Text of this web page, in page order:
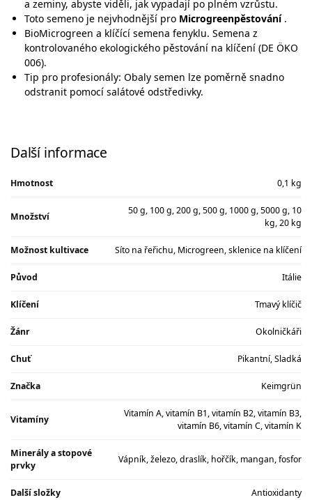
a zeminy, abyste viděli, jak vypadají po plném vzrůstu.
Toto semeno je nejvhodnější pro Microgreenpěstování.
BioMicrogreen a klíčící semena fenyklu. Semena z
kontrolovaného ekologického pěstování na klíčení (DE ÖKO
006).
Tip pro profesionály: Obaly semen lze poměrně snadno
odstranit pomocí salátové odstředivky.
Další informace
Hmotnost 0,1 kg
Množství
50 g, 100 g, 200 g, 500 g, 1000 g, 5000 g, 10
kg, 20 kg
Možnost kultivace Síto na řeřichu, Microgreen, sklenice na klíčení
Původ Itálie
Klíčení Tmavý klíčič
Žánr Okolničkáři
Chuť Pikantní, Sladká
Značka Keimgrün
Vitamíny
Vitamín A, vitamín B1, vitamín B2, vitamín B3,
vitamín B6, vitamín C, vitamín K
Minerály a stopové
prvky
Vápník, železo, draslík, hořčík, mangan, fosfor
Další složky Antioxidanty